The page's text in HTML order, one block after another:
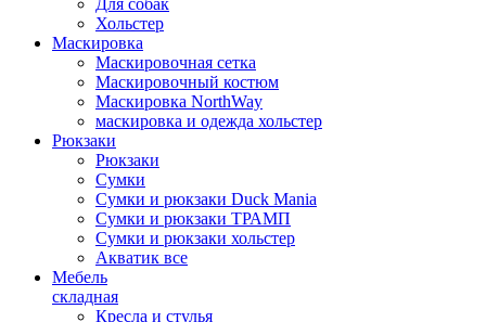
Для собак
Хольстер
Маскировка
Маскировочная сетка
Маскировочный костюм
Маскировка NorthWay
маскировка и одежда хольстер
Рюкзаки
Рюкзаки
Сумки
Сумки и рюкзаки Duck Mania
Сумки и рюкзаки ТРАМП
Сумки и рюкзаки хольстер
Акватик все
Мебель
складная
Кресла и стулья